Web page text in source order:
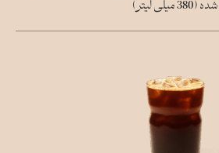
شده (380 میلی لیتر)